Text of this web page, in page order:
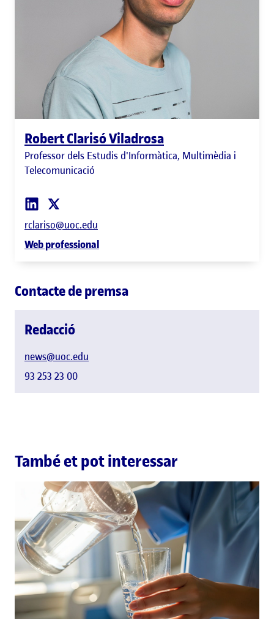
Robert Clarisó Viladrosa
Professor dels Estudis d'Informàtica, Multimèdia i
Telecomunicació
rclariso@uoc.edu
Web professional
Contacte de premsa
Redacció
news@uoc.edu
93 253 23 00
També et pot interessar